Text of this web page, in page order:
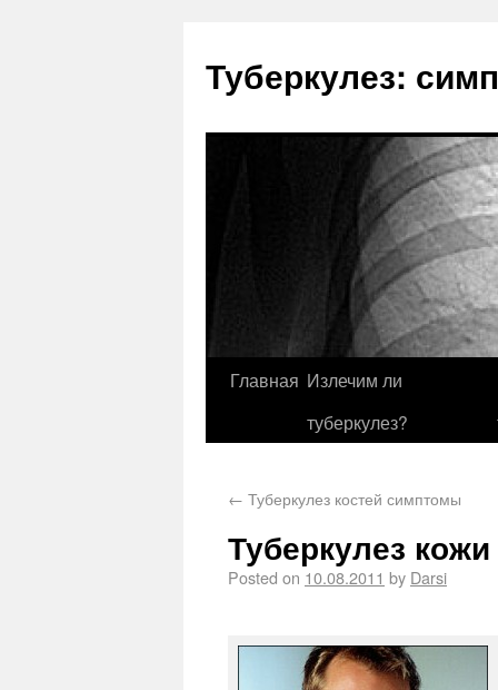
Туберкулез:
Главная Излечим ли
туберкулез?
← Туберкулез костей симптомы
Туберкулез
Posted on 10.08.2011 by Darsi